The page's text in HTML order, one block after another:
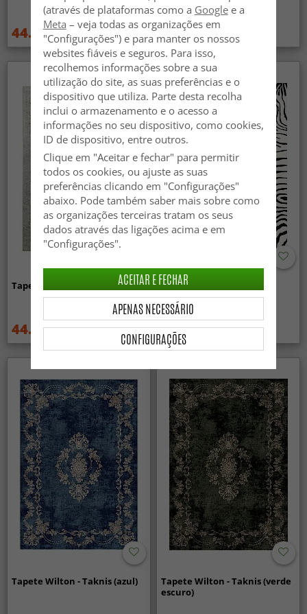
44.99 € 59.99 € 44.99 € 59.99 €
Tapete Wilton - Mateur (bege)
44.99 € 59.99 €
Tapete Wilton - Zebra
(preto/branco)
44.99 € 59.99 €
Tapete Wilton - Taknis (azul)
Tapete Wilton - Taknis (verde
escuro)
(através de plataformas como a Googlee a
Meta – veja todas as organizações em
"Configurações") e para manter os nossos
websites fiáveis e seguros. Para isso,
recolhemos informações sobre a sua
utilização do site, as suas preferências e o
dispositivo que utiliza. Parte desta recolha
inclui o armazenamento e o acesso a
informações no seu dispositivo, como cookies,
ID de dispositivo, entre outros.
Clique em "Aceitar e fechar" para permitir
todos os cookies, ou ajuste as suas
preferências clicando em "Configurações"
abaixo. Pode também saber mais sobre como
as organizações terceiras tratam os seus
dados através das ligações acima e em
"Configurações".
CONFIGURAÇÕES
APENAS NECESSÁRIO
ACEITAR E FECHAR